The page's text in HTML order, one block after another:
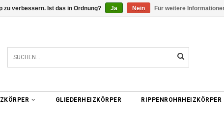
0 ARTIKEL €0,00
GLIEDERHEIZKÖRPER RIPPENROHRHEIZKÖRPER
zu verbessern. Ist das in Ordnung? Ja Nein Für weitere